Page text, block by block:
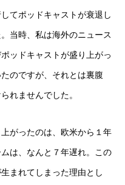
てポッドキャストが衰退し
当時、私は海外のニュース
ッドキャストが盛り上がっ
のですが、それとは裏腹
れませんでした。
がったのは、欧米から１年
は、なんと７年遅れ。この
まれてしまった理由とし